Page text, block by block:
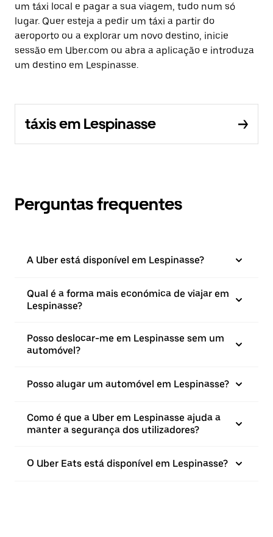
um táxi local e pagar a sua viagem, tudo num só
lugar. Quer esteja a pedir um táxi a partir do
aeroporto ou a explorar um novo destino, inicie
sessão em Uber.com ou abra a aplicação e introduza
um destino em Lespinasse.
táxis em Lespinasse
Perguntas frequentes
A Uber está disponível em Lespinasse?
Qual é a forma mais económica de viajar em
Lespinasse?
Posso deslocar-me em Lespinasse sem um
automóvel?
Posso alugar um automóvel em Lespinasse?
Como é que a Uber em Lespinasse ajuda a
manter a segurança dos utilizadores?
O Uber Eats está disponível em Lespinasse?